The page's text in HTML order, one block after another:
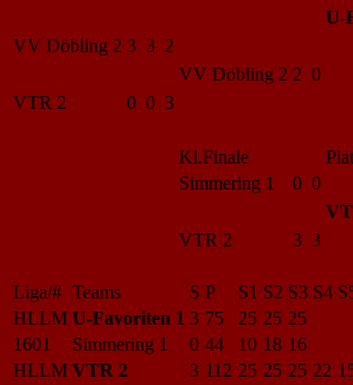
U-
VV Döbling 2 3 3 2
VV Döbling 2 2 0
VTR 2
0 0 3
Kl.Finale
Simmering 1
0 0
VTR 2
3 3
Liga/# Teams S P S1 S2 S3 S4
HLLM U-Favoriten 1 3 75 25 25 25
1601
Simmering 1 0 44 10 18 16
HLLM VTR 2 3 112 25 25 25 22